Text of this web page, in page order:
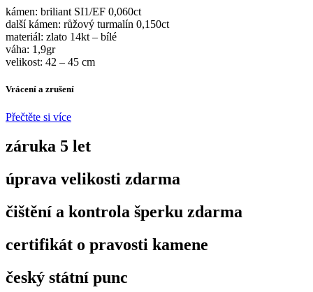
brilianty
quantity
kámen: briliant SI1/EF 0,060ct
další kámen: růžový turmalín 0,150ct
materiál: zlato 14kt – bílé
váha: 1,9gr
velikost: 42 – 45 cm
Vrácení a zrušení
Přečtěte si více
záruka 5 let
úprava velikosti zdarma
čištění a kontrola šperku zdarma
certifikát o pravosti kamene
český státní punc